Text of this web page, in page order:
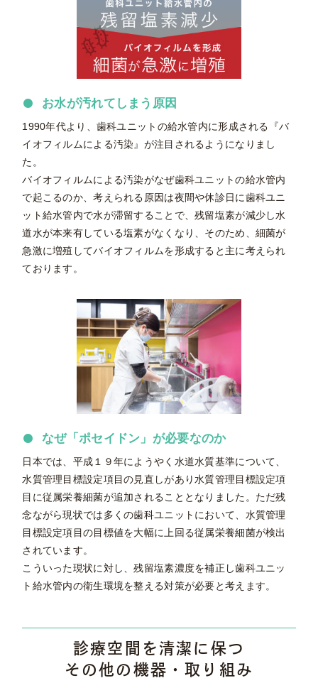
お水が汚れてしまう原因
1990年代より、歯科ユニットの給水管内に形成される『バ
イオフィルムによる汚染』が注目されるようになりまし
た。
バイオフィルムによる汚染がなぜ歯科ユニットの給水管内
で起こるのか、考えられる原因は夜間や休診日に歯科ユニ
ット給水管内で水が滞留することで、残留塩素が減少し水
道水が本来有している塩素がなくなり、そのため、細菌が
急激に増殖してバイオフィルムを形成すると主に考えられ
ております。
なぜ「ポセイドン」が必要なのか
日本では、平成１９年にようやく水道水質基準について、
水質管理目標設定項目の見直しがあり水質管理目標設定項
目に従属栄養細菌が追加されることとなりました。ただ残
念ながら現状では多くの歯科ユニットにおいて、水質管理
目標設定項目の目標値を大幅に上回る従属栄養細菌が検出
されています。
こういった現状に対し、残留塩素濃度を補正し歯科ユニッ
ト給水管内の衛生環境を整える対策が必要と考えます。
診療空間を清潔に保つ
その他の機器・取り組み